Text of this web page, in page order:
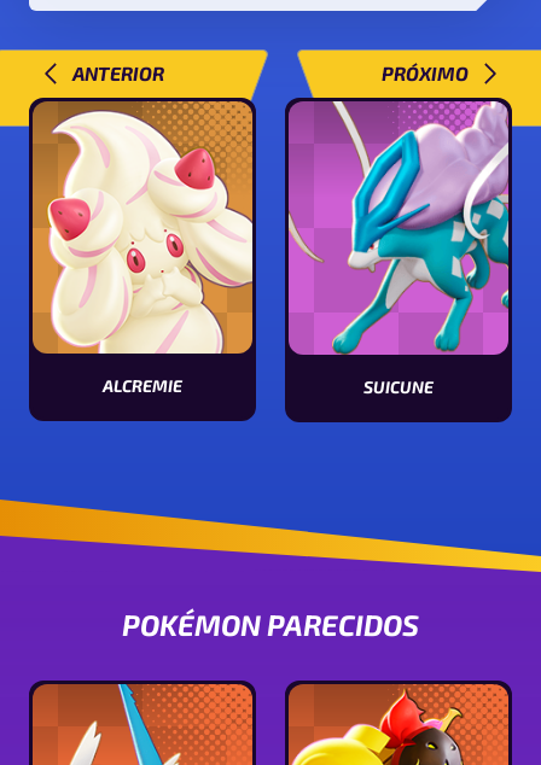
ANTERIOR
ALCREMIE
Ver características de Alcremie
PRÓXIMO
SUICUNE
Ver características de Suicune
POKÉMON PARECIDOS